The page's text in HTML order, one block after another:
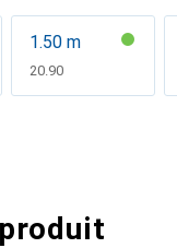
1.50 m
CHF
20.90